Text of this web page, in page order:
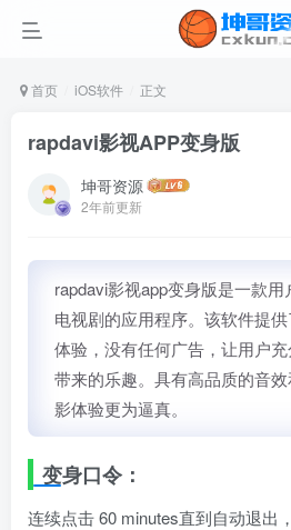
首页 iOS软件 正文
rapdavi影视APP变身版
坤哥资源
2年前更新
rapdavi影视app变身版是一款
电视剧的应用程序。该软件提
体验，没有任何广告，让用户
带来的乐趣。具有高品质的音
影体验更为逼真。
变身口令：
连续点击 60 minutes直到自动退出